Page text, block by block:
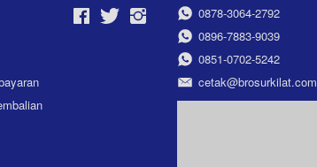
0878-3064-2792
0896-7883-9039
0851-0702-5242
cetak@brosurkilat.com